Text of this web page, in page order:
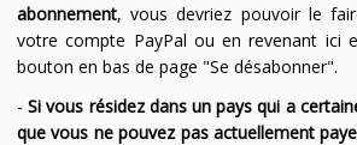
abonnement, vous devriez pouvoir le
votre compte PayPal ou en revenant ici
bouton en bas de page "Se désabonner".
-Si vous résidez dans un pays qui a
que vous ne pouvez pas actuellement